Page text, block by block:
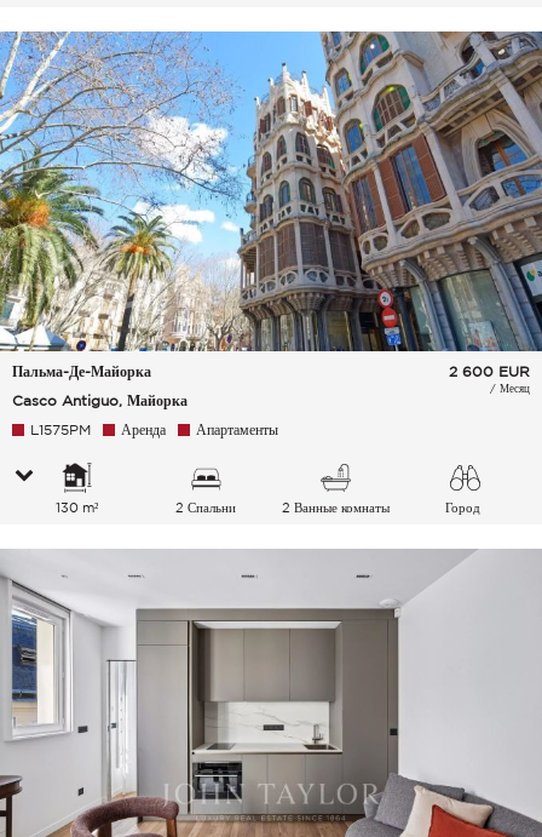
Пальма-Де-Майорка
Casco Antiguo, Майорка
2 600 EUR
/ Месяц
L1575PM Аренда Апартаменты
130 m² 2 Спальни 2 Ванные комнаты Город